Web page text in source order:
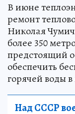
В июне
ремонт
Николая
более 350
предстоящий
обеспечить
горячей воды
Над СССР